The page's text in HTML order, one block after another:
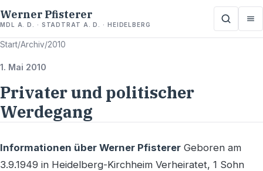
Werner Pfisterer
MDL A. D. · STADTRAT A. D. · HEIDELBERG
Start/Archiv/2010
1. Mai 2010
Privater und politischer
Werdegang
Informationen über Werner Pfisterer Geboren am
3.9.1949 in Heidelberg-Kirchheim Verheiratet, 1 Sohn